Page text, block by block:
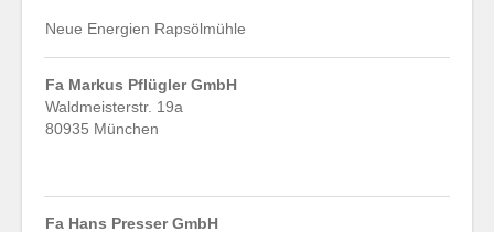
Neue Energien Rapsölmühle
Fa Markus Pflügler GmbH
Waldmeisterstr. 19a
80935 München
Fa Hans Presser GmbH